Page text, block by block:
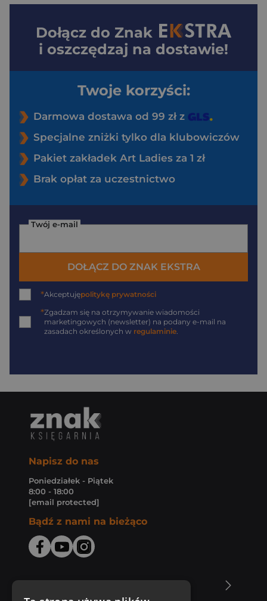
Dołącz do Znak
i oszczędzaj na dostawie!
Twoje korzyści:
Darmowa dostawa od 99 zł z
Specjalne zniżki tylko dla klubowiczów
Pakiet zakładek Art Ladies za 1 zł
Brak opłat za uczestnictwo
Twój e-mail
DOŁĄCZ DO ZNAK EKSTRA
*Akceptujępolitykę prywatności
*Zgadzam się na otrzymywanie wiadomości
marketingowych (newsletter) na podany e-mail na
zasadach określonych w regulaminie.
Napisz do nas
Poniedziałek - Piątek
8:00 - 18:00
[email protected]
Bądź z nami na bieżąco